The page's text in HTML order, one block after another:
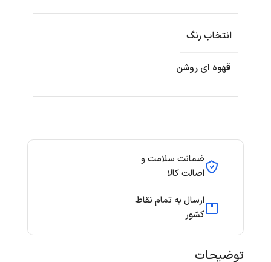
ضمانت سلامت و
اصالت کالا
ارسال به تمام نقاط
کشور
توضیحات
انتخاب رنگ
قهوه ای روشن